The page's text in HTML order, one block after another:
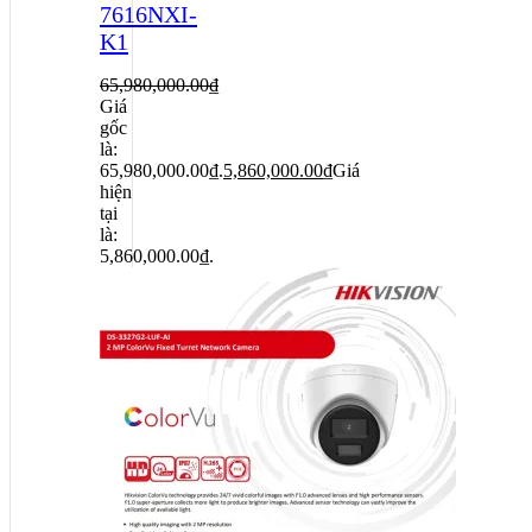
7616NXI-
K1
65,980,000.00₫
Giá
gốc
là:
65,980,000.00₫.5,860,000.00₫Giá
hiện
tại
là:
5,860,000.00₫.